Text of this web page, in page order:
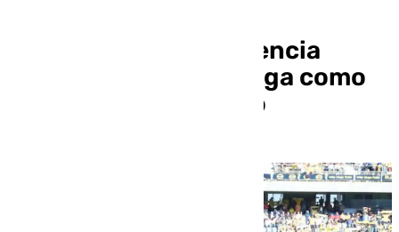
La Comisión Antiviolencia
declara el Cádiz-Málaga como
partido de alto riesgo